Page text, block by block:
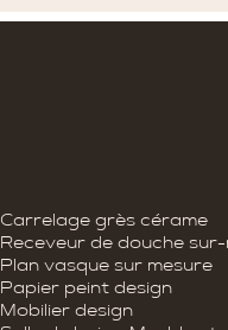
DESIGN
Carrelage grès cérame
Receveur de douche
Plan vasque sur mesure
Papier peint design
Mobilier design